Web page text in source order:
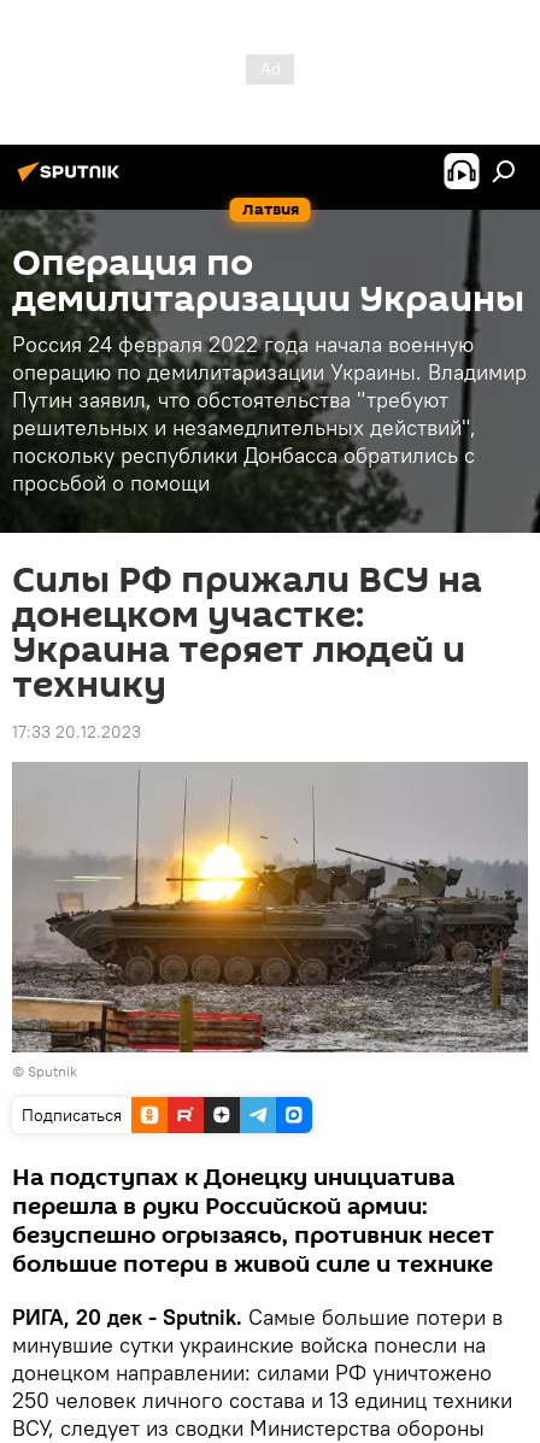
Латвия
Операция по
демилитаризации Украины
Россия 24 февраля 2022 года начала военную
операцию по демилитаризации Украины. Владимир
Путин заявил, что обстоятельства "требуют
решительных и незамедлительных действий",
поскольку республики Донбасса обратились с
просьбой о помощи
Силы РФ прижали ВСУ на
донецком участке:
Украина теряет людей и
технику
17:33 20.12.2023
© Sputnik
Подписаться
На подступах к Донецку инициатива
перешла в руки Российской армии:
безуспешно огрызаясь, противник несет
большие потери в живой силе и технике
РИГА, 20 дек - Sputnik. Самые большие потери в
минувшие сутки украинские войска понесли на
донецком направлении: силами РФ уничтожено
250 человек личного состава и 13 единиц техники
ВСУ, следует из сводки Министерства обороны